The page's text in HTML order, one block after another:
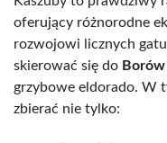
oferujący różnorodne
rozwojowi licznych
skierować się do
grzybowe eldorado. W
zbierać nie tylko: